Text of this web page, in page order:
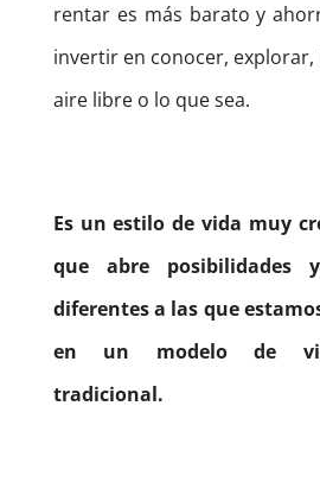
rentar es más barato y
invertir en conocer,
aire libre o lo que sea.
Es un estilo de vida muy
que abre posibilidades
diferentes a las que
en un modelo de
tradicional.